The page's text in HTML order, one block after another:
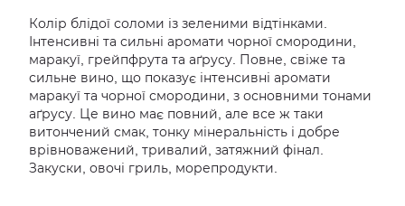
Колір блідої соломи із зеленими відтінками.
Інтенсивні та сильні аромати чорної смородини,
маракуї, грейпфрута та аґрусу. Повне, свіже та
сильне вино, що показує інтенсивні аромати
маракуї та чорної смородини, з основними тонами
аґрусу. Це вино має повний, але все ж таки
витончений смак, тонку мінеральність і добре
врівноважений, тривалий, затяжний фінал.
Закуски, овочі гриль, морепродукти.